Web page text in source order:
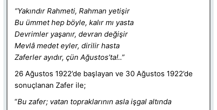
“Yakındır Rahmeti, Rahman yetişir
Bu ümmet hep böyle, kalır mı yasta
Devrimler yaşanır, devran değişir
Mevlâ medet eyler, dirilir hasta
Zaferler ayıdır, çün Ağustos’ta!..”
26 Ağustos 1922’de başlayan ve 30 Ağustos 1922’de
sonuçlanan Zafer ile;
“Bu zafer; vatan topraklarının asla işgal altında